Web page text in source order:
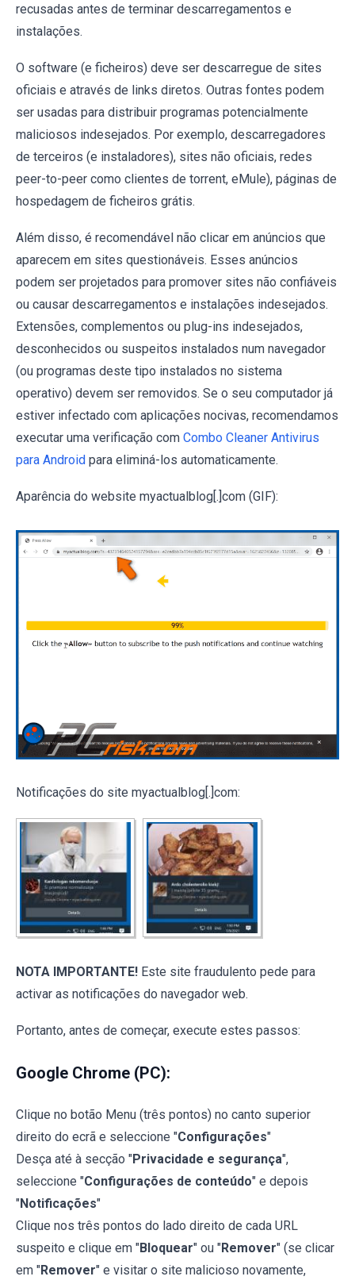
recusadas antes de terminar descarregamentos e
instalações.
O software (e ficheiros) deve ser descarregue de sites
oficiais e através de links diretos. Outras fontes podem
ser usadas para distribuir programas potencialmente
maliciosos indesejados. Por exemplo, descarregadores
de terceiros (e instaladores), sites não oficiais, redes
peer-to-peer como clientes de torrent, eMule), páginas de
hospedagem de ficheiros grátis.
Além disso, é recomendável não clicar em anúncios que
aparecem em sites questionáveis. Esses anúncios
podem ser projetados para promover sites não confiáveis
ou causar descarregamentos e instalações indesejados.
Extensões, complementos ou plug-ins indesejados,
desconhecidos ou suspeitos instalados num navegador
(ou programas deste tipo instalados no sistema
operativo) devem ser removidos. Se o seu computador já
estiver infectado com aplicações nocivas, recomendamos
executar uma verificação com Combo Cleaner Antivirus
para Android para eliminá-los automaticamente.
Aparência do website myactualblog[.]com (GIF):
Notificações do site myactualblog[.]com:
NOTA IMPORTANTE! Este site fraudulento pede para
activar as notificações do navegador web.
Portanto, antes de começar, execute estes passos:
Google Chrome (PC):
Clique no botão Menu (três pontos) no canto superior
direito do ecrã e seleccione "Configurações"
Desça até à secção "Privacidade e segurança",
seleccione "Configurações de conteúdo" e depois
"Notificações"
Clique nos três pontos do lado direito de cada URL
suspeito e clique em "Bloquear" ou "Remover" (se clicar
em "Remover" e visitar o site malicioso novamente,